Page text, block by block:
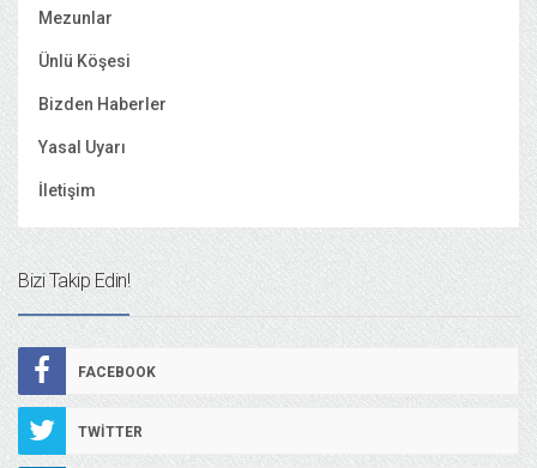
Mezunlar
Ünlü Köşesi
Bizden Haberler
Yasal Uyarı
İletişim
Bizi Takip Edin!
FACEBOOK
TWITTER